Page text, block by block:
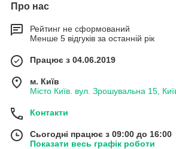
Про нас
Рейтинг не сформований
Менше 5 відгуків за останній рік
Працює з 04.06.2019
м. Київ
Місто Київ. вул. Зрошувальна 15,
Контакти
Сьогодні працює з 09:00 до 16:00
Показати весь графік роботи